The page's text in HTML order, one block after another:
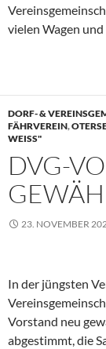
vielen Wagen
DORF- &
FÄHRVEREIN,
WEISS"
DVG-
23. NOVEMBER
In der jüngsten
Vorstand neu
abgestimmt, die